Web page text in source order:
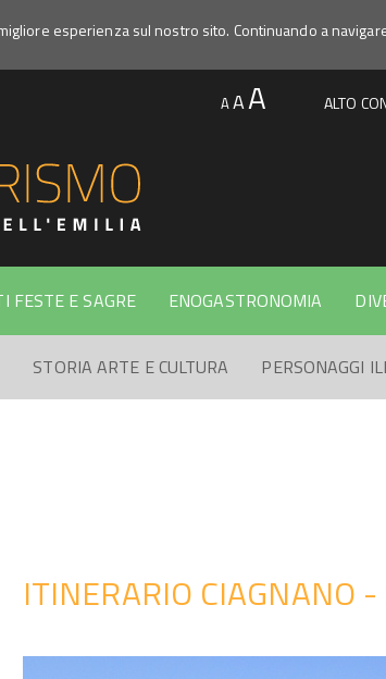
esperienza sul nostro sito. Continuando a
AAA ALTO
FESTE E SAGRE ENOGASTRONOMIA
STORIA ARTE E CULTURA PERSONAGGI
ITINERARIO CIAGNANO